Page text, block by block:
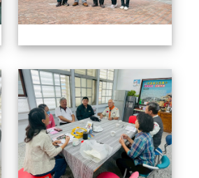
1141208拜會光復國小